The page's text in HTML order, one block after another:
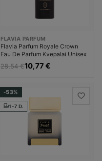
FLAVIA PARFUM
Flavia Parfum Royale Crown
Eau De Parfum Kvepalai Unisex
28,54 €10,77 €
-53%
1-7 D.